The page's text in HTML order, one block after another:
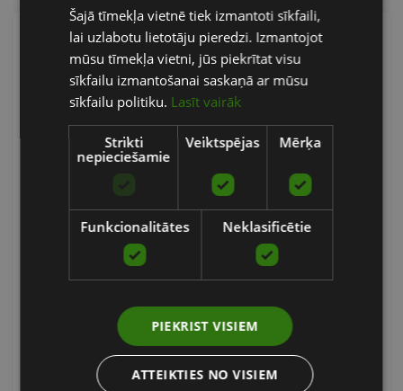
HARBINGER MULTIGYM PRO PIEVILKŠANAS
STIENIS/ MULTIFUNKCIONALAIS RIKS
HARBINGER
Pasūtīt
ENGLISH
RUSSIAN
Šajā tīmekļa vietnē tiek izmantoti sīkfaili,
lai uzlabotu lietotāju pieredzi. Izmantojot
mūsu tīmekļa vietni, jūs piekrītat visu
sīkfailu izmantošanai saskaņā ar mūsu
sīkfailu politiku. Lasīt vairāk
Strikti
nepieciešamie
Veiktspējas Mērķa
Funkcionalitātes Neklasificētie
PIEKRIST VISIEM
ATTEIKTIES NO VISIEM